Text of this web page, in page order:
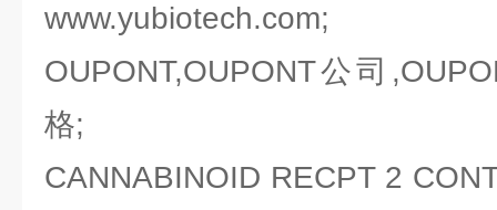
www.yubiotech.com;
OUPONT,OUPONT公司
格;
CANNABINOID RECPT 2